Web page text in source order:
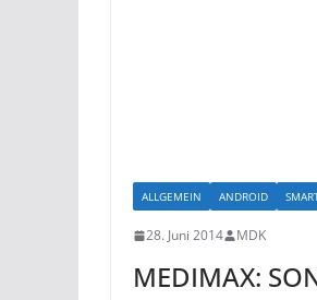
ALLGEMEIN ANDROID
28. Juni 2014 MDK
MEDIMAX: